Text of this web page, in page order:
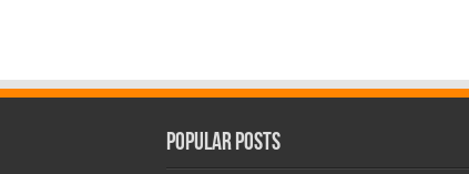
Popular Posts